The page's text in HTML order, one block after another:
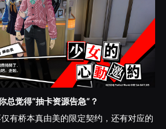
总觉得“抽卡资源告急”？
有桥本真由美的限定契约，还有对应的